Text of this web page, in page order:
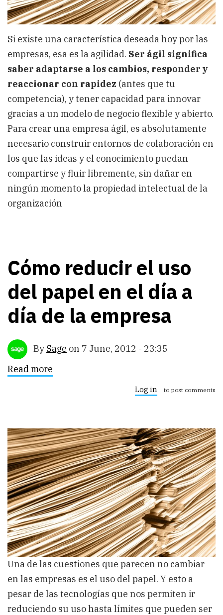
Si existe una característica deseada hoy por las
empresas, esa es la agilidad. Ser ágil significa
saber adaptarse a los cambios, responder y
reaccionar con rapidez (antes que tu
competencia), y tener capacidad para innovar
gracias a un modelo de negocio flexible y abierto.
Para crear una empresa ágil, es absolutamente
necesario construir entornos de colaboración en
los que las ideas y el conocimiento puedan
compartirse y fluir libremente, sin dañar en
ningún momento la propiedad intelectual de la
organización
Cómo reducir el uso
del papel en el día a
día de la empresa
By Sage on 7 June, 2012 - 23:35
Read more
en
el
día
a
día
de
la
empresa
Log in to post comments
Una de las cuestiones que parecen no cambiar
en las empresas es el uso del papel. Y esto a
pesar de las tecnologías que nos permiten ir
reduciendo su uso hasta límites que pueden ser